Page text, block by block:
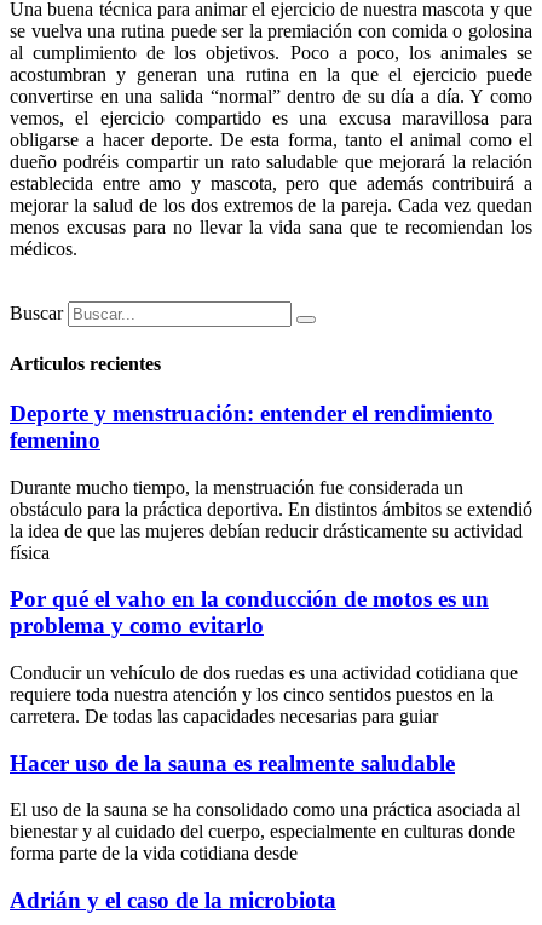
Una buena técnica para animar el ejercicio de nuestra mascota y que
se vuelva una rutina puede ser la premiación con comida o golosina
al cumplimiento de los objetivos. Poco a poco, los animales se
acostumbran y generan una rutina en la que el ejercicio puede
convertirse en una salida “normal” dentro de su día a día. Y como
vemos, el ejercicio compartido es una excusa maravillosa para
obligarse a hacer deporte. De esta forma, tanto el animal como el
dueño podréis compartir un rato saludable que mejorará la relación
establecida entre amo y mascota, pero que además contribuirá a
mejorar la salud de los dos extremos de la pareja. Cada vez quedan
menos excusas para no llevar la vida sana que te recomiendan los
médicos.
Buscar
Articulos recientes
Deporte y menstruación: entender el rendimiento
femenino
Durante mucho tiempo, la menstruación fue considerada un
obstáculo para la práctica deportiva. En distintos ámbitos se extendió
la idea de que las mujeres debían reducir drásticamente su actividad
física
Por qué el vaho en la conducción de motos es un
problema y como evitarlo
Conducir un vehículo de dos ruedas es una actividad cotidiana que
requiere toda nuestra atención y los cinco sentidos puestos en la
carretera. De todas las capacidades necesarias para guiar
Hacer uso de la sauna es realmente saludable
El uso de la sauna se ha consolidado como una práctica asociada al
bienestar y al cuidado del cuerpo, especialmente en culturas donde
forma parte de la vida cotidiana desde
Adrián y el caso de la microbiota